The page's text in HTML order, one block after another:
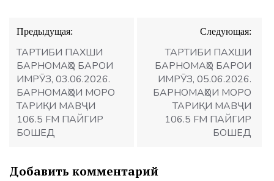
Навигация
по
записям
Предыдущая:
ТАРТИБИ ПАХШИ
БАРНОМАҲО БАРОИ
ИМРӮЗ, 03.06.2026.
БАРНОМАҲОИ МОРО
ТАРИҚИ МАВҶИ
106.5 FM ПАЙГИР
БОШЕД
Следующая:
ТАРТИБИ ПАХШИ
БАРНОМАҲО БАРОИ
ИМРӮЗ, 05.06.2026.
БАРНОМАҲОИ МОРО
ТАРИҚИ МАВҶИ
106.5 FM ПАЙГИР
БОШЕД
Добавить комментарий